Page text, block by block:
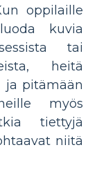
oppilaille
kuvia
tai
heitä
ja pitämään
myös
tiettyjä
niitä